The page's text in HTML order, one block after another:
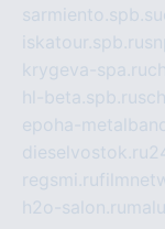
sarmiento.spb.su
iskatour.spb.ru
krygeva-spa.ru
hl-beta.spb.ru
epoha-
dieselvostok.ru
regsmi.ru
h2o-salon.ru